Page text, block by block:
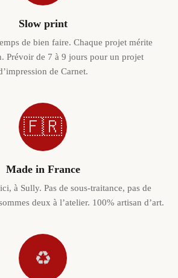
Slow print
de bien faire. Chaque projet mérite
Prévoir de 7 à 9 jours pour un projet
de Carnet.
🇫🇷
Made in France
à Sully. Pas de sous-traitance, pas de
deux à l’atelier. 100% artisan d’art.
♻️